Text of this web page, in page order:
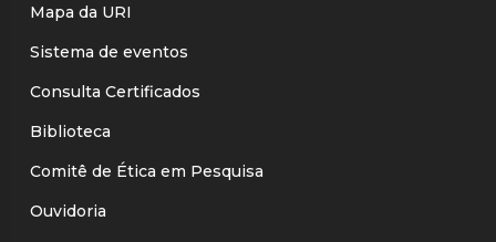
Mapa da URI
Sistema de eventos
Consulta Certificados
Biblioteca
Comitê de Ética em Pesquisa
Ouvidoria